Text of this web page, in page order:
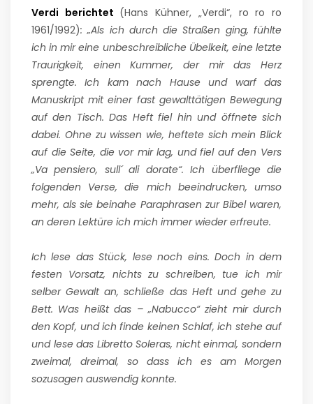
Verdi berichtet (Hans Kühner, „Verdi“, ro ro ro
1961/1992): „Als ich durch die Straßen ging, fühlte
ich in mir eine unbeschreibliche Übelkeit, eine letzte
Traurigkeit, einen Kummer, der mir das Herz
sprengte. Ich kam nach Hause und warf das
Manuskript mit einer fast gewalttätigen Bewegung
auf den Tisch. Das Heft fiel hin und öffnete sich
dabei. Ohne zu wissen wie, heftete sich mein Blick
auf die Seite, die vor mir lag, und fiel auf den Vers
„Va pensiero, sull´ ali dorate“. Ich überfliege die
folgenden Verse, die mich beeindrucken, umso
mehr, als sie beinahe Paraphrasen zur Bibel waren,
an deren Lektüre ich mich immer wieder erfreute.
Ich lese das Stück, lese noch eins. Doch in dem
festen Vorsatz, nichts zu schreiben, tue ich mir
selber Gewalt an, schließe das Heft und gehe zu
Bett. Was heißt das – „Nabucco“ zieht mir durch
den Kopf, und ich finde keinen Schlaf, ich stehe auf
und lese das Libretto Soleras, nicht einmal, sondern
zweimal, dreimal, so dass ich es am Morgen
sozusagen auswendig konnte.